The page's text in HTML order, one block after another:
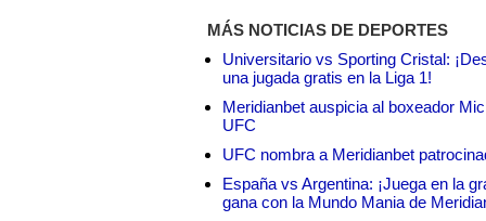
MÁS NOTICIAS DE DEPORTES
Universitario vs Sporting Cristal:
una jugada gratis en la Liga 1!
Meridianbet auspicia al boxeador
UFC
UFC nombra a Meridianbet
España vs Argentina: ¡Juega en la
gana con la Mundo Mania de